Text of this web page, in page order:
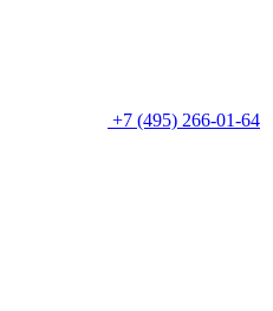
+7 (495) 266-01-64